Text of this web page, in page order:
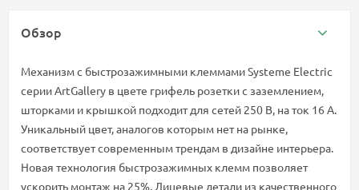
Обзор
Механизм с быстрозажимными клеммами Systeme Electric
серии ArtGallery в цвете грифель розетки с заземлением,
шторками и крышкой подходит для сетей 250 В, на ток 16 А.
Уникальный цвет, аналогов которым нет на рынке,
соответствует современным трендам в дизайне интерьера.
Новая технология быстрозажимных клемм позволяет
ускорить монтаж на 25%. Лицевые детали из качественного